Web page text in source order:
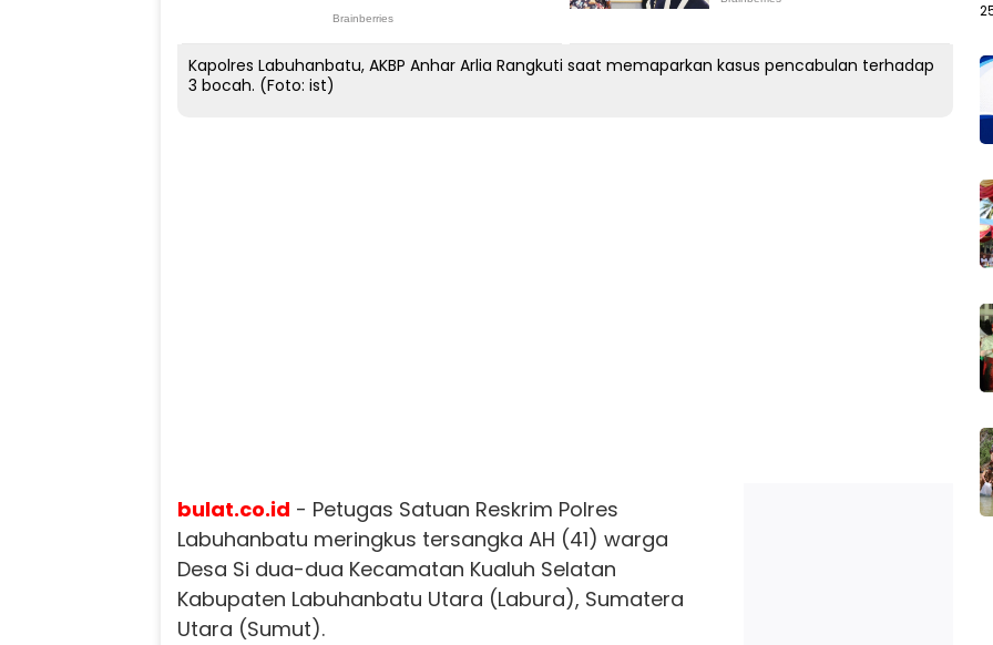
Kapolres Labuhanbatu, AKBP Anhar Arlia Rangkuti saat memaparkan kasus pencabulan terhadap
3 bocah. (Foto: ist)
bulat.co.id - Petugas Satuan Reskrim Polres
Labuhanbatu meringkus tersangka AH (41) warga
Desa Si dua-dua Kecamatan Kualuh Selatan
Kabupaten Labuhanbatu Utara (Labura), Sumatera
Utara (Sumut).